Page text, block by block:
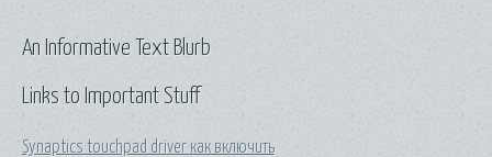
Links to Important Stuff
Synaptics touchpad driver как включить
An Informative Text Blurb